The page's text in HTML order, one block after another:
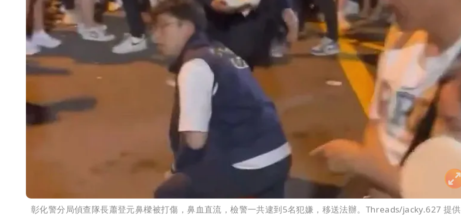
彰化警分局偵查隊長蕭登元鼻樑被打傷，鼻血直流，檢警一共逮到5名犯嫌，移送法辦。Threads/jacky.627 提供